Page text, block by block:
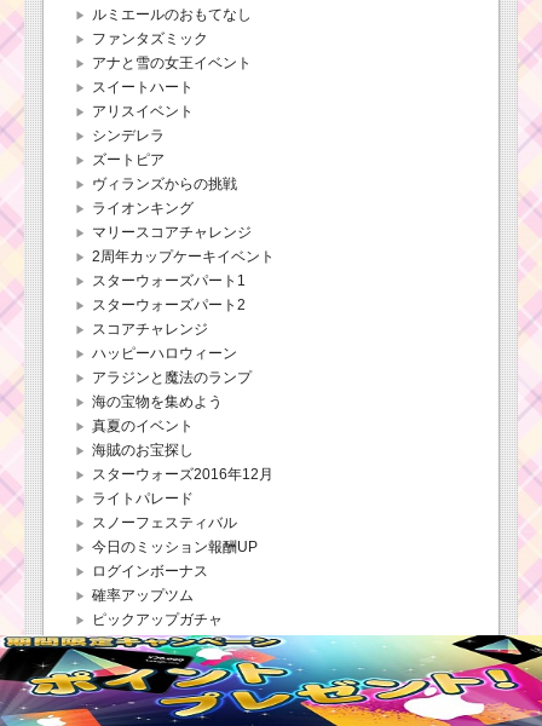
ルミエールのおもてなし
ファンタズミック
アナと雪の女王イベント
スイートハート
アリスイベント
シンデレラ
ズートピア
ヴィランズからの挑戦
ライオンキング
マリースコアチャレンジ
2周年カップケーキイベント
スターウォーズパート1
スターウォーズパート2
スコアチャレンジ
ハッピーハロウィーン
アラジンと魔法のランプ
海の宝物を集めよう
真夏のイベント
海賊のお宝探し
スターウォーズ2016年12月
ライトパレード
スノーフェスティバル
今日のミッション報酬UP
ログインボーナス
確率アップツム
ピックアップガチャ
ツム会
ミッションビンゴ
ミッションビンゴ22枚目